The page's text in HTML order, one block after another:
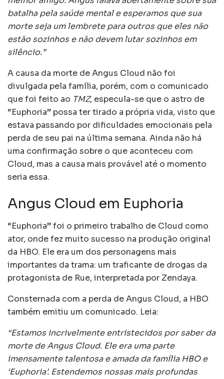
batalha pela saúde mental e esperamos que sua
morte seja um lembrete para outros que eles não
estão sozinhos e não devem lutar sozinhos em
silêncio.”
A causa da morte de Angus Cloud não foi
divulgada pela família, porém, com o comunicado
que foi feito ao TMZ, especula-se que o astro de
“Euphoria” possa ter tirado a própria vida, visto que
estava passando por dificuldades emocionais pela
perda de seu pai na última semana. Ainda não há
uma confirmação sobre o que aconteceu com
Cloud, mas a causa mais provável até o momento
seria essa.
Angus Cloud em Euphoria
“Euphoria” foi o primeiro trabalho de Cloud como
ator, onde fez muito sucesso na produção original
da HBO. Ele era um dos personagens mais
importantes da trama: um traficante de drogas da
protagonista de Rue, interpretada por Zendaya.
Consternada com a perda de Angus Cloud, a HBO
também emitiu um comunicado. Leia:
“Estamos incrivelmente entristecidos por saber da
morte de Angus Cloud. Ele era uma parte
imensamente talentosa e amada da família HBO e
‘Euphoria’. Estendemos nossas mais profundas